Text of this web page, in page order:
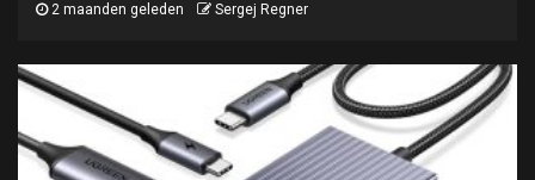
2 maanden geleden Sergej Regner